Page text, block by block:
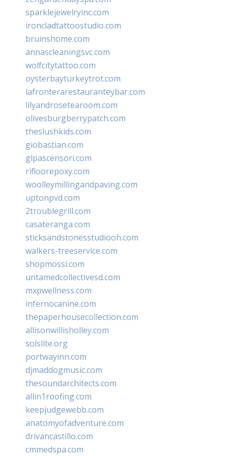
sparklejewelryinc.com
ironcladtattoostudio.com
bruinshome.com
annascleaningsvc.com
wolfcitytattoo.com
oysterbayturkeytrot.com
lafronterarestauranteybar.com
lilyandrosetearoom.com
olivesburgberrypatch.com
theslushkids.com
giobastian.com
glpascensori.com
rifloorepoxy.com
woolleymillingandpaving.com
uptonpvd.com
2troublegrill.com
casateranga.com
sticksandstonesstudiooh.com
walkers-treeservice.com
shopmossi.com
untamedcollectivesd.com
mxpwellness.com
infernocanine.com
thepaperhousecollection.com
allisonwillisholley.com
solslite.org
portwayinn.com
djmaddogmusic.com
thesoundarchitects.com
allin1roofing.com
keepjudgewebb.com
anatomyofadventure.com
drivancastillo.com
cmmedspa.com